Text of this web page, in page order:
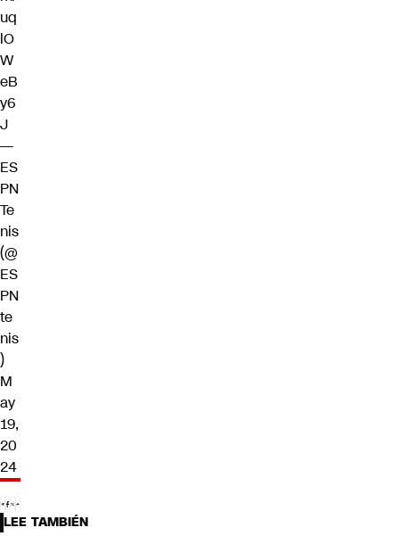
uq
lO
W
eB
y6
J
—
ES
PN
Te
nis
(@
ES
PN
te
nis
)
M
ay
19,
20
24
LEE TAMBIÉN